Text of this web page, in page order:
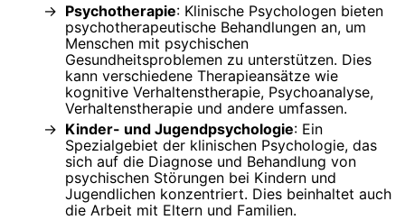
Psychotherapie: Klinische Psychologen bieten
psychotherapeutische Behandlungen an, um
Menschen mit psychischen
Gesundheitsproblemen zu unterstützen. Dies
kann verschiedene Therapieansätze wie
kognitive Verhaltenstherapie, Psychoanalyse,
Verhaltenstherapie und andere umfassen.
Kinder- und Jugendpsychologie: Ein
Spezialgebiet der klinischen Psychologie, das
sich auf die Diagnose und Behandlung von
psychischen Störungen bei Kindern und
Jugendlichen konzentriert. Dies beinhaltet auch
die Arbeit mit Eltern und Familien.